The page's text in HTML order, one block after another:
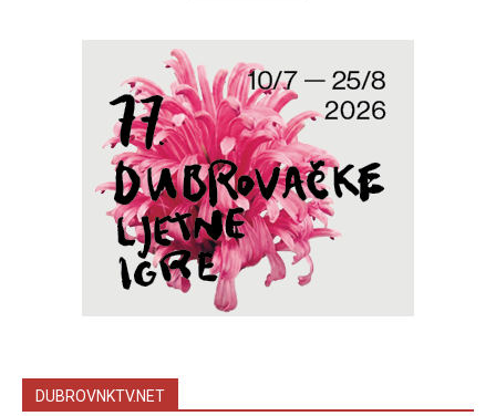
DUBROVNKTV.NET